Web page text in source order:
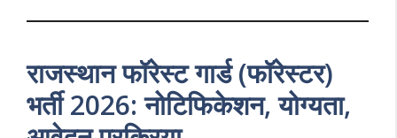
s
p
p
er b
o
k
e e
n
l bl
r
gr
m
gl
a
ar
राजस्थान फॉरेस्ट गार्ड (फॉरेस्टर)
भर्ती 2026: नोटिफिकेशन, योग्यता,